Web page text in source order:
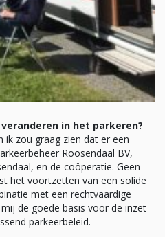
in het parkeren?
zou graag zien dat er een
Roosendaal BV,
en de coöperatie. Geen
het voortzetten van een solide
met een rechtvaardige
de goede basis voor de inzet
parkeerbeleid.